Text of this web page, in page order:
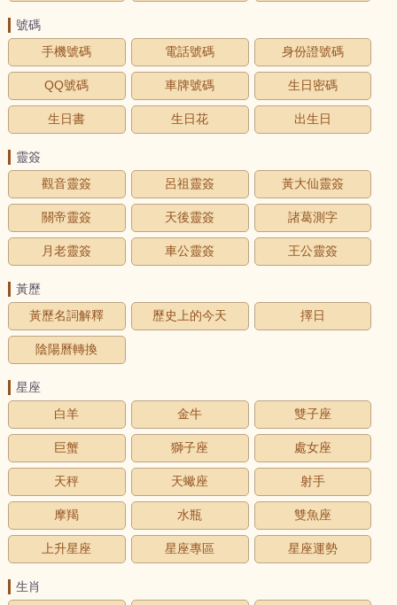
號碼
手機號碼
電話號碼 身份證號碼
QQ號碼 車牌號碼 生日密碼
生日書 生日花 出生日
靈簽
觀音靈簽
呂祖靈簽 黃大仙靈簽
關帝靈簽 天後靈簽 諸葛測字
月老靈簽 車公靈簽 王公靈簽
黃歷
黃歷名詞解釋
歷史上的今天 擇日
陰陽曆轉換
星座
白羊
金牛 雙子座
巨蟹 獅子座 處女座
天秤 天蠍座 射手
摩羯 水瓶 雙魚座
上升星座 星座專區 星座運勢
生肖